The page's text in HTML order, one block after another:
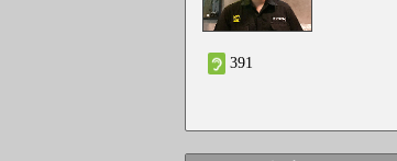
391